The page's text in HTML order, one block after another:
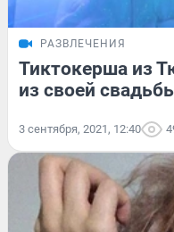
РАЗВЛЕЧЕНИЯ
Тиктокерша из
из своей
3 сентября, 2021, 12:40